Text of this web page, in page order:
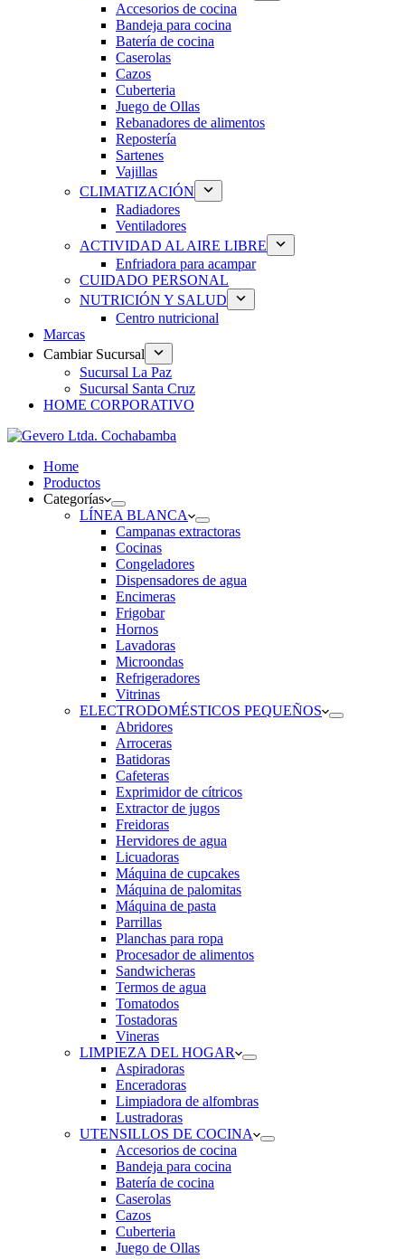
Accesorios de cocina
Bandeja para cocina
Batería de cocina
Caserolas
Cazos
Cuberteria
Juego de Ollas
Rebanadores de alimentos
Repostería
Sartenes
Vajillas
CLIMATIZACIÓN
Radiadores
Ventiladores
ACTIVIDAD AL AIRE LIBRE
Enfriadora para acampar
CUIDADO PERSONAL
NUTRICIÓN Y SALUD
Centro nutricional
Marcas
Cambiar Sucursal
Sucursal La Paz
Sucursal Santa Cruz
HOME CORPORATIVO
Home
Productos
Categorías
LÍNEA BLANCA
Campanas extractoras
Cocinas
Congeladores
Dispensadores de agua
Encimeras
Frigobar
Hornos
Lavadoras
Microondas
Refrigeradores
Vitrinas
ELECTRODOMÉSTICOS PEQUEÑOS
Abridores
Arroceras
Batidoras
Cafeteras
Exprimidor de cítricos
Extractor de jugos
Freidoras
Hervidores de agua
Licuadoras
Máquina de cupcakes
Máquina de palomitas
Máquina de pasta
Parrillas
Planchas para ropa
Procesador de alimentos
Sandwicheras
Termos de agua
Tomatodos
Tostadoras
Vineras
LIMPIEZA DEL HOGAR
Aspiradoras
Enceradoras
Limpiadora de alfombras
Lustradoras
UTENSILLOS DE COCINA
Accesorios de cocina
Bandeja para cocina
Batería de cocina
Caserolas
Cazos
Cuberteria
Juego de Ollas